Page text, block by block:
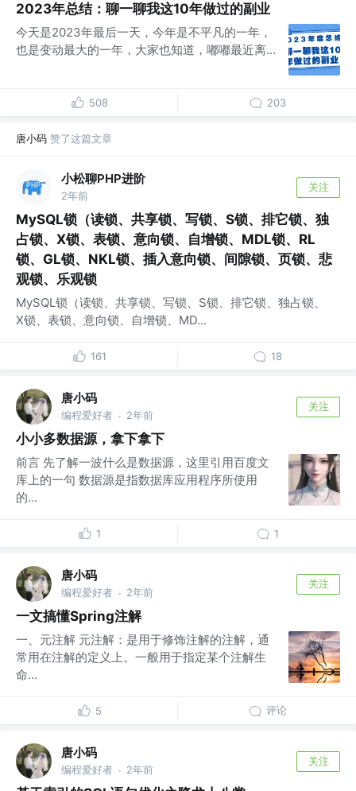
2023年总结：聊一聊我这10年做过的副业
今天是2023年最后一天，今年是不平凡的一年，
也是变动最大的一年，大家也知道，嘟嘟最近离...
508 203
唐小码 赞了这篇文章
小松聊PHP进阶
2年前
关注
MySQL锁（读锁、共享锁、写锁、S锁、排它锁、独
占锁、X锁、表锁、意向锁、自增锁、MDL锁、RL
锁、GL锁、NKL锁、插入意向锁、间隙锁、页锁、悲
观锁、乐观锁
MySQL锁（读锁、共享锁、写锁、S锁、排它锁、独占锁、
X锁、表锁、意向锁、自增锁、MD...
161 18
唐小码
编程爱好者 · 2年前
关注
小小多数据源，拿下拿下
前言 先了解一波什么是数据源，这里引用百度文
库上的一句 数据源是指数据库应用程序所使用
的...
1 1
唐小码
编程爱好者 · 2年前
关注
一文搞懂Spring注解
一、元注解 元注解：是用于修饰注解的注解，通
常用在注解的定义上。一般用于指定某个注解生
命...
5 评论
唐小码
编程爱好者 · 2年前
关注